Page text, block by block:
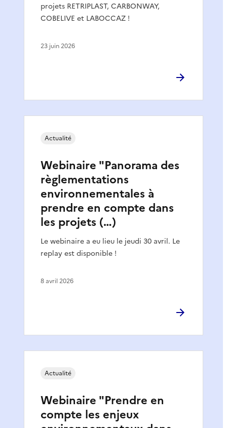
projets RETRIPLAST, CARBONWAY,
COBELIVE et LABOCCAZ !
23 juin 2026
Webinaire "Panorama des
règlementations
environnementales à
prendre en compte dans
les projets (…)
Le webinaire a eu lieu le jeudi 30 avril. Le
replay est disponible !
Actualité
8 avril 2026
Webinaire "Prendre en
compte les enjeux
Actualité